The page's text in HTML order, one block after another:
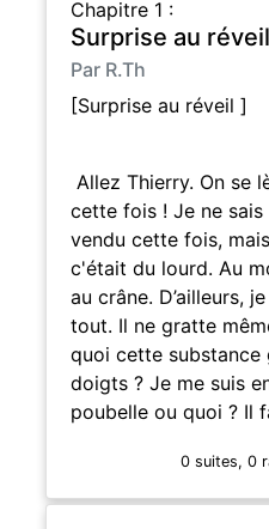
Chapitre 1 :
Surprise au réveil
Par R.Th
[Surprise au réveil ]
Allez Thierry. On se
cette fois ! Je ne sais
vendu cette fois,
c'était du lourd. Au
au crâne. D’ailleurs,
tout. Il ne gratte
quoi cette substance
doigts ? Je me suis
poubelle ou quoi ? Il
0 suites, 0